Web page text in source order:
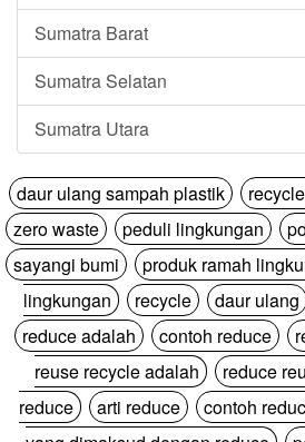
Sumatra Barat
Sumatra Selatan
Sumatra Utara
daur ulang sampah plastik
zero waste
peduli lingkungan
sayangi bumi
produk ramah
lingkungan
recycle daur ulang
reduce adalah
contoh reduce
reuse recycle adalah
reduce
reduce
arti reduce contoh